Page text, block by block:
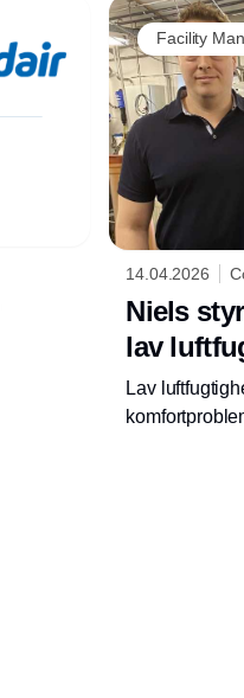
Facility
14.04.2026
Niels
lav
Lav